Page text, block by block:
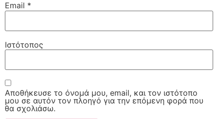
Email *
Ιστότοπος
Αποθήκευσε το όνομά μου, email, και τον ιστότοπο
μου σε αυτόν τον πλοηγό για την επόμενη φορά που
θα σχολιάσω.